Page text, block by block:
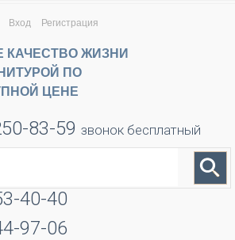
Вход Регистрация
КАЧЕСТВО ЖИЗНИ
ПО
ЦЕНЕ
83-59 звонок бесплатный
40-40
97-06